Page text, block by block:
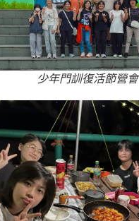
少年門訓復活節營會